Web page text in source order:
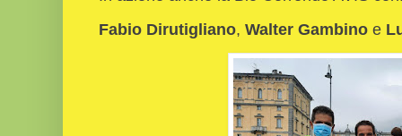
Fabio Dirutigliano, Walter Gambino e